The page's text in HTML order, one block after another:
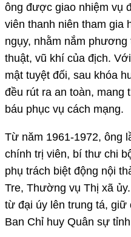
ông được giao nhiệm vụ
viên thanh niên tham gia
ngụy, nhằm nắm
thuật, vũ khí của địch.
mật tuyệt đối, sau khóa
đều rút ra an toàn, mang
báu phục vụ cách mạng.
Từ năm 1961-1972, ông
chính trị viên, bí thư chi
phụ trách biệt động nội
Tre, Thường vụ Thị xã
từ đại úy lên trung tá,
Ban Chỉ huy Quân sự